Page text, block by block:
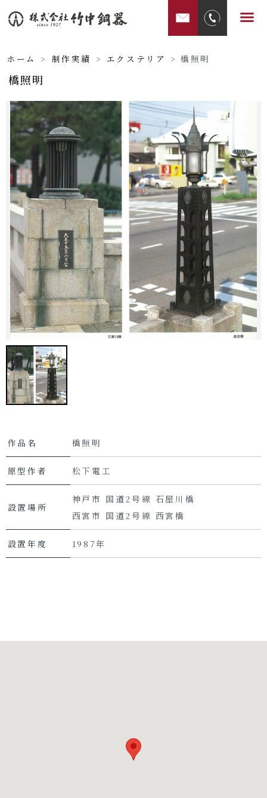
容
ス
キ
メ
ホーム > 制作実績 > エクステリア >橋照明
橋照明
作品名 橋照明
原型作者 松下電工
設置場所
神戸市 国道2号線 石屋川橋
西宮市 国道2号線 西宮橋
設置年度 1987年